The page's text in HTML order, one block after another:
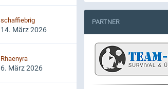
schaffiebrig
14. März 2026
Rhaenyra
6. März 2026
PARTNER